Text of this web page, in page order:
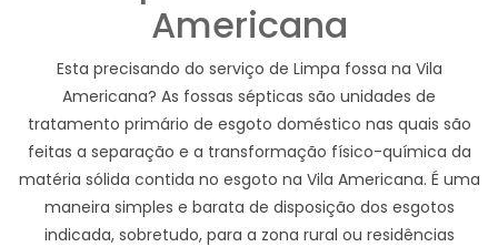
Americana
Esta precisando do serviço de Limpa fossa na Vila
Americana? As fossas sépticas são unidades de
tratamento primário de esgoto doméstico nas quais são
feitas a separação e a transformação físico-química da
matéria sólida contida no esgoto na Vila Americana. É uma
maneira simples e barata de disposição dos esgotos
indicada, sobretudo, para a zona rural ou residências